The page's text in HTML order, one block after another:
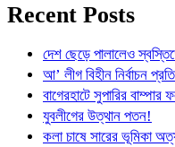
Recent Posts
দেশ ছেড়ে পালালেও
আ’ লীগ বিহীন নির্বাচন
বাগেরহাটে সুপারির বাম্পার
যুবলীগের উত্থান পতন!
কলা চাষে সারের ভূমিকা